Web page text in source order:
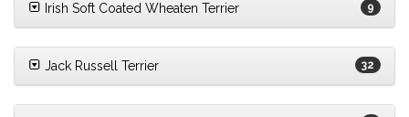
Irish Soft Coated Wheaten Terrier 9
Jack Russell Terrier 32